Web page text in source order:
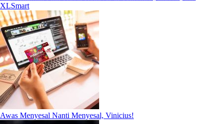
XLSmart
Awas Menyesal Nanti Menyesal, Vinicius!